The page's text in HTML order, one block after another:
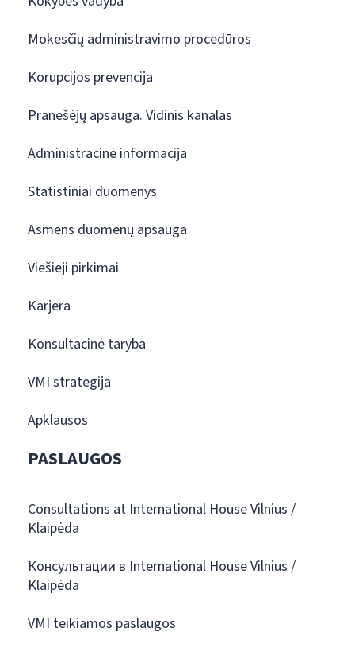
Mokesčių administravimo procedūros
Korupcijos prevencija
Pranešėjų apsauga. Vidinis kanalas
Administracinė informacija
Statistiniai duomenys
Asmens duomenų apsauga
Viešieji pirkimai
Karjera
Konsultacinė taryba
VMI strategija
Apklausos
PASLAUGOS
Consultations at International House Vilnius /
Klaipėda
Консультации в International House Vilnius /
Klaipėda
VMI teikiamos paslaugos